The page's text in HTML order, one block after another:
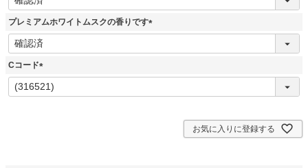
須
プレミアムホワイトムスクの香りです
(
Cコード
(
必
お気に入りに登録する